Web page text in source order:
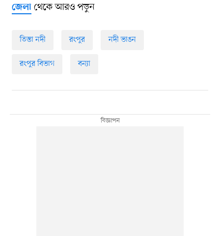
জেলাথেকে আরও পড়ুন
তিস্তা নদী রংপুর নদী ভাঙন
রংপুর বিভাগ বন্যা